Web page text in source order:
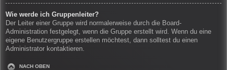
Wie werde ich Gruppenleiter?
Der Leiter einer Gruppe wird normalerweise durch die Board-
Administration festgelegt, wenn die Gruppe erstellt wird. Wenn du eine
eigene Benutzergruppe erstellen möchtest, dann solltest du einen
Administrator kontaktieren.
NACH OBEN